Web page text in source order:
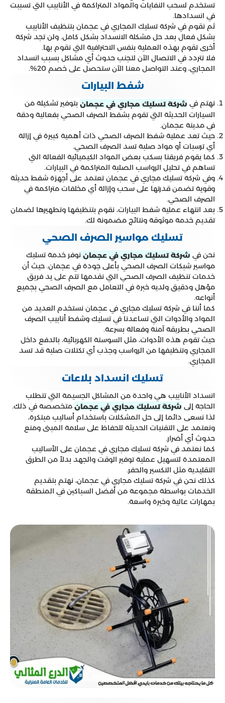
تستخدم لسحب النفايات والمواد المتراكمة في الأنابيب التي تسببت
في انسدادها.
ثم نقوم في شركة تسليك المجاري في عجمان بتنظيف الأنابيب
بشكل فعال بعد حل مشكلة الانسداد بشكل كامل. ولن تجد شركة
أخرى تقوم بهذه العملية بنفس الاحترافية التي نقوم بها.
فلا تتردد في الاتصال الآن لتجنب حدوث أي مشاكل بسبب انسداد
المجاري، وعند التواصل معنا الآن ستحصل على خصم 20%.
شفط البيارات
نهتم في شركة تسليك مجاري في عجمان بتوفير تشكيلة من
السيارات الحديثة التي تقوم بشفط الصرف الصحي بفعالية ودقة
في مدينة عجمان.
حيث تعد عملية شفط الصرف الصحي ذات أهمية كبيرة في إزالة
أي ترسبات أو مواد صلبة تسد الصرف الصحي.
كما يقوم فريقنا بسكب بعض المواد الكيميائية الفعالة التي
تساهم في تحليل الرواسب الصلبة المتراكمة في البيارات.
وفي شركة تسليك مجاري في عجمان تعتمد على أجهزة شفط حديثة
وقوية تضمن قدرتها على سحب وإزالة أي مخلفات متراكمة في
الصرف الصحي.
بعد انتهاء عملية شفط البيارات، نقوم بتنظيفها وتطهيرها لضمان
تقديم خدمة موثوقة ونتائج مضمونة لك.
تسليك مواسير الصرف الصحي
نحن في شركة تسليك مجاري في عجمان نوفر خدمة تسليك
مواسير شبكات الصرف الصحي بأعلى جودة في عجمان. حيث أن
خدمات تنظيف الصرف الصحي التي نقدمها تتم على يد فريق
مؤهل ودقيق ولديه خبرة في التعامل مع الصرف الصحي بجميع
أنواعه.
كما أننا في شركة تسليك مجاري في عجمان نستخدم العديد من
المواد والأدوات التي تساعدنا في تسليك وشفط أنابيب الصرف
الصحي بطريقة آمنة وفعالة بسرعة.
حيث تقوم هذه الأدوات، مثل السوستة الكهربائية، بالدفع داخل
المجاري وتنظيفها من الرواسب وجذب أي تكتلات صلبة قد تسد
المجاري.
تسليك انسداد بلاعات
انسداد الأنابيب هي واحدة من المشاكل الجسيمة التي تتطلب
الحاجة إلى شركة تسليك مجاري في عجمان متخصصة في ذلك.
لذا نسعى دائما إلى حل المشكلات باستخدام أساليب مبتكرة،
ونعتمد على التقنيات الحديثة للحفاظ على سلامة المبنى ومنع
حدوث أي أضرار.
كما نعتمد في شركة تسليك مجاري في عجمان على الأساليب
المعتمدة لتسهيل عملية توفير الوقت والجهد بدلاً من الطرق
التقليدية مثل التكسير والحفر.
كذلك نحن في شركة تسليك مجاري في عجمان، نهتم بتقديم
الخدمات بواسطة مجموعة من أفضل السباكين في المنطقة
بمهارات عالية وخبرة واسعة.